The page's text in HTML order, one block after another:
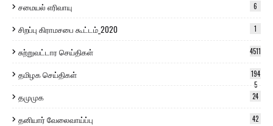
சமையல் எரிவாயு 6
சிறப்பு கிராமசபை கூட்டம்_2020 1
சுற்றுவட்டார செய்திகள் 4511
தமிழக செய்திகள்
194
5
தமுமுக 24
தனியார் வேலைவாய்ப்பு 42